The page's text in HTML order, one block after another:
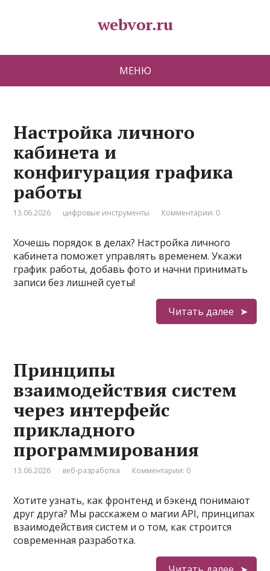
webvor.ru
МЕНЮ
Настройка личного
кабинета и
конфигурация графика
работы
13.06.2026 цифровые инструменты Комментарии: 0
Хочешь порядок в делах? Настройка личного
кабинета поможет управлять временем. Укажи
график работы, добавь фото и начни принимать
записи без лишней суеты!
Читать далее
Принципы
взаимодействия систем
через интерфейс
прикладного
программирования
13.06.2026 веб-разработка Комментарии: 0
Хотите узнать, как фронтенд и бэкенд понимают
друг друга? Мы расскажем о магии API, принципах
взаимодействия систем и о том, как строится
современная разработка.